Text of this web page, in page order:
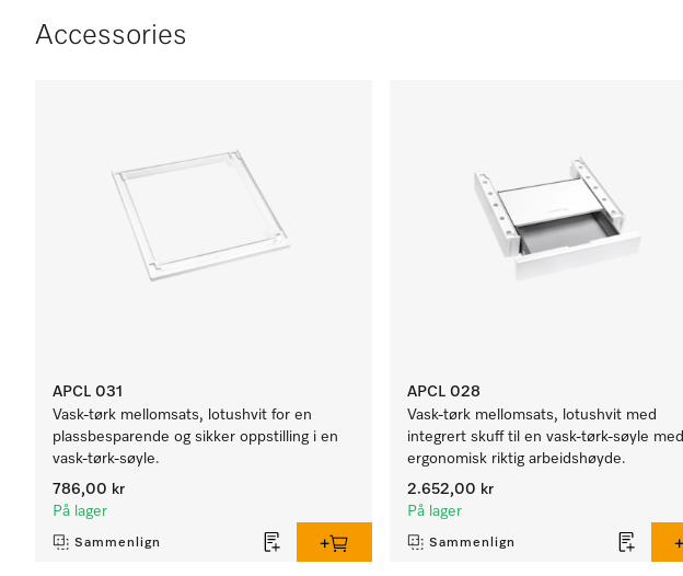
Accessories
APCL 031
Vask-tørk mellomsats, lotushvit for en
plassbesparende og sikker oppstilling i en
vask-tørk-søyle.
786,00 kr
På lager
Sammenlign
APCL 028
Vask-tørk mellomsats, lotushvit med
integrert skuff til en vask-tørk-søyle med
ergonomisk riktig arbeidshøyde.
2.652,00 kr
På lager
Sammenlign